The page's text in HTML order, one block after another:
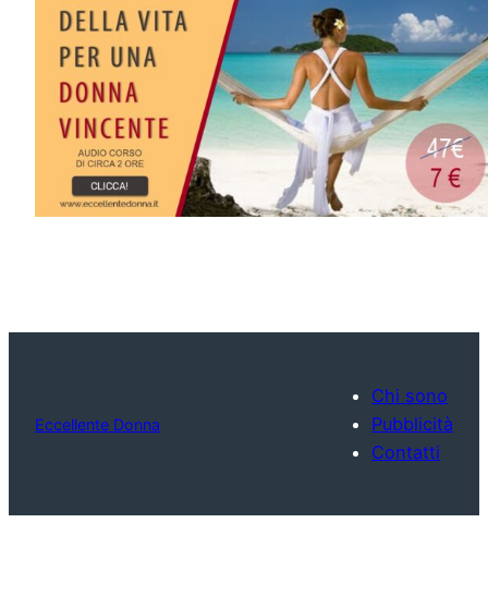
Eccellente Donna
Chi sono
Pubblicità
Contatti